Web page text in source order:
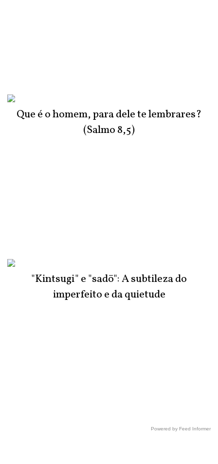
Que é o homem, para dele te lembrares?
(Salmo 8,5)
"Kintsugi" e "sadō": A subtileza do
imperfeito e da quietude
Powered by Feed Informer